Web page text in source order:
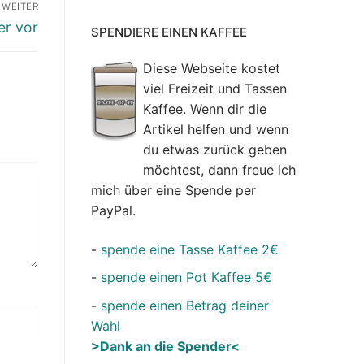
WEITER
vor SPENDIERE EINEN KAFFEE
Diese Webseite kostet
viel Freizeit und Tassen
Kaffee. Wenn dir die
Artikel helfen und wenn
du etwas zurück geben
möchtest, dann freue ich
mich über eine Spende per
PayPal.
- spende eine Tasse Kaffee 2€
- spende einen Pot Kaffee 5€
- spende einen Betrag deiner
Wahl
>Dank an die Spender<